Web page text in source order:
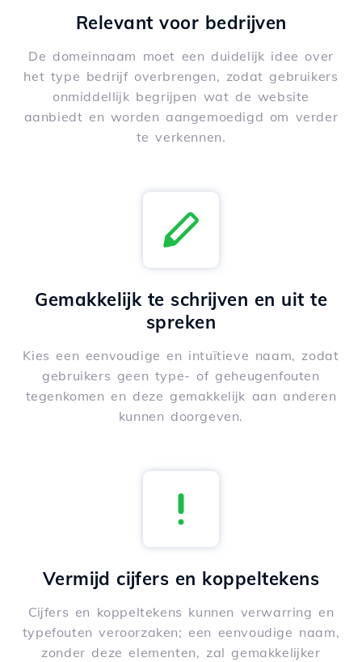
Relevant voor bedrijven
De domeinnaam moet een duidelijk idee over
het type bedrijf overbrengen, zodat gebruikers
onmiddellijk begrijpen wat de website
aanbiedt en worden aangemoedigd om verder
te verkennen.
Gemakkelijk te schrijven en uit te
spreken
Kies een eenvoudige en intuïtieve naam, zodat
gebruikers geen type- of geheugenfouten
tegenkomen en deze gemakkelijk aan anderen
kunnen doorgeven.
Vermijd cijfers en koppeltekens
Cijfers en koppeltekens kunnen verwarring en
typefouten veroorzaken; een eenvoudige naam,
zonder deze elementen, zal gemakkelijker